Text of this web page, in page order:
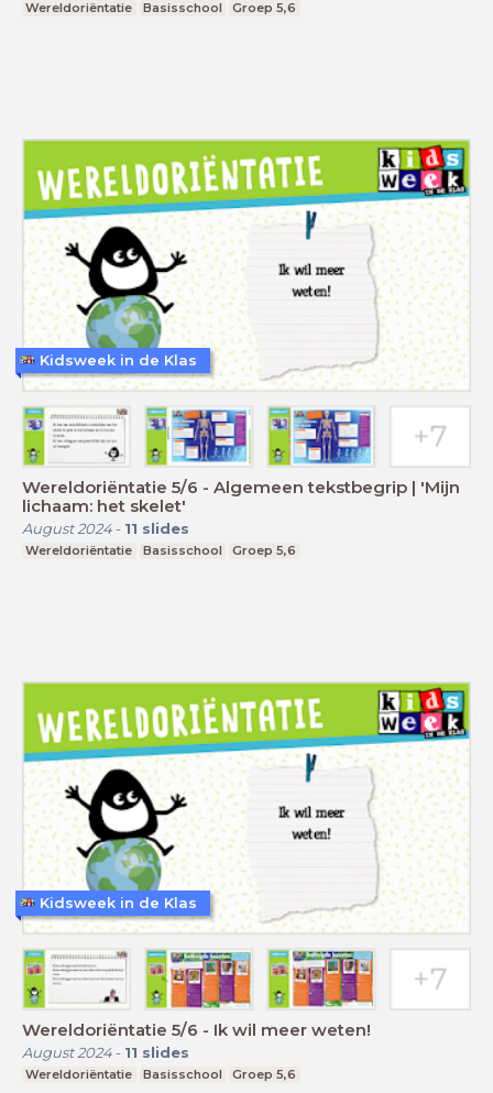
Wereldoriëntatie Basisschool Groep 5,6
Wereldoriëntatie 5/6 - Algemeen tekstbegrip | 'Mijn
lichaam: het skelet'
August 2024- 11 slides
Wereldoriëntatie Basisschool Groep 5,6
Kidsweek in de Klas
Wereldoriëntatie 5/6 - Ik wil meer weten!
August 2024- 11 slides
Wereldoriëntatie Basisschool Groep 5,6
Kidsweek in de Klas